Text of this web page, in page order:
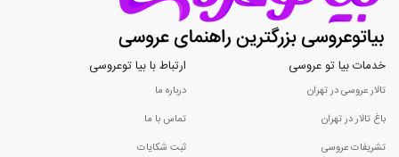
خدمات بیا تو عروسی
تالار عروسی در تهران
باغ تالار در تهران
تشریفات عروسی
ارتباط با بیا توعروسی
درباره ما
تماس با ما
ثبت شکایات